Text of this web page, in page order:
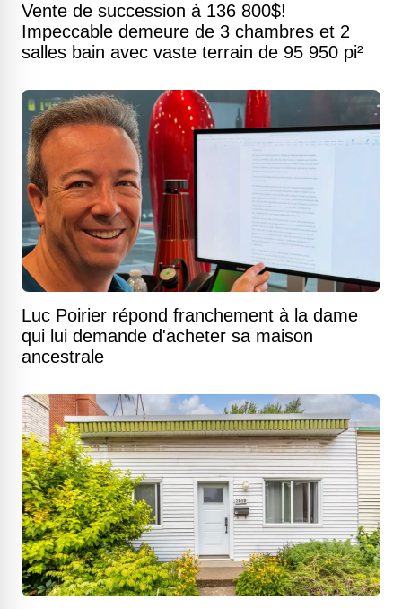
Vente de succession à 136 800$!
Impeccable demeure de 3 chambres et 2
salles bain avec vaste terrain de 95 950 pi²
Luc Poirier répond franchement à la dame
qui lui demande d'acheter sa maison
ancestrale